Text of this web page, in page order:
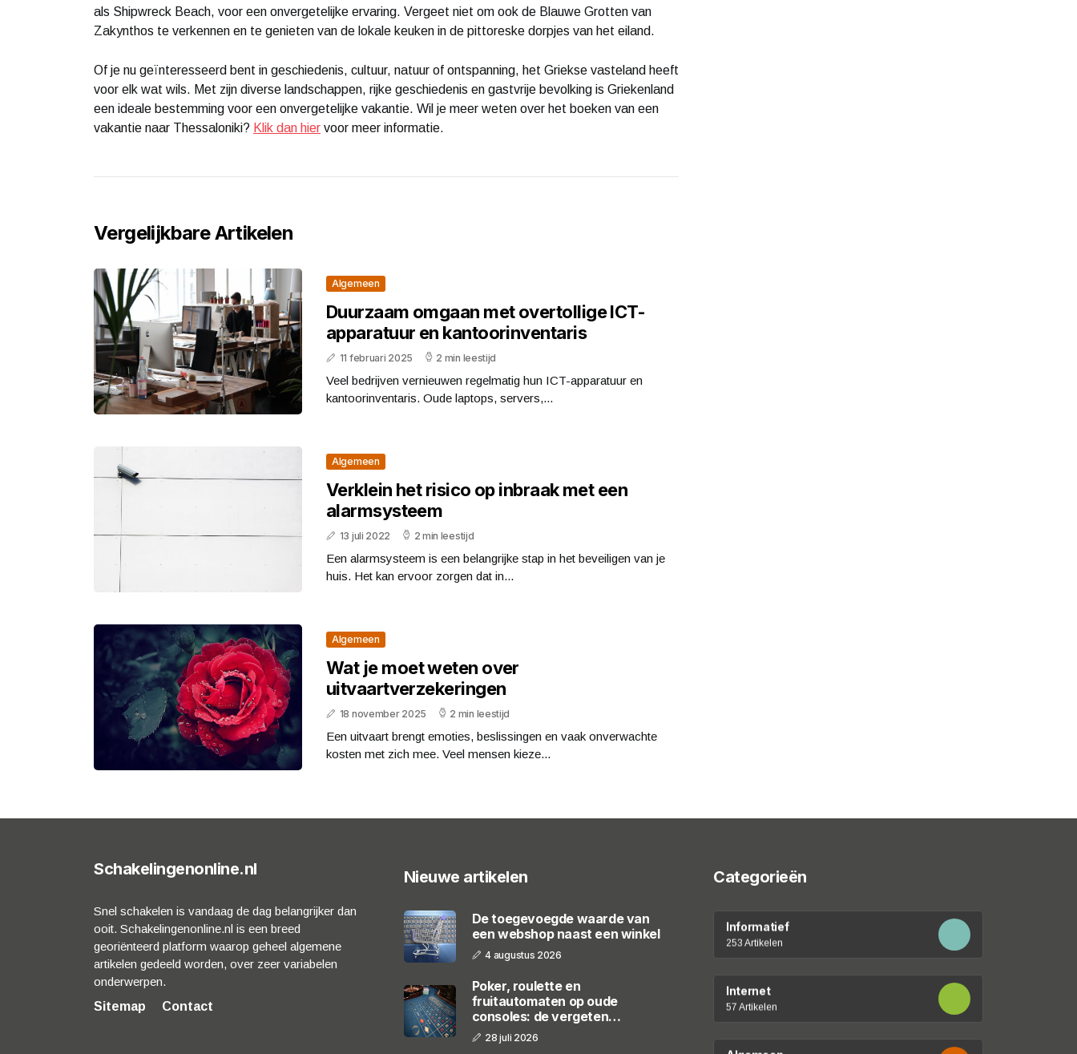
als Shipwreck Beach, voor een onvergetelijke ervaring. Vergeet niet om ook de Blauwe Grotten van
Zakynthos te verkennen en te genieten van de lokale keuken in de pittoreske dorpjes van het eiland.
Of je nu geïnteresseerd bent in geschiedenis, cultuur, natuur of ontspanning, het Griekse vasteland heeft
voor elk wat wils. Met zijn diverse landschappen, rijke geschiedenis en gastvrije bevolking is Griekenland
een ideale bestemming voor een onvergetelijke vakantie. Wil je meer weten over het boeken van een
vakantie naar Thessaloniki? Klik dan hier voor meer informatie.
Vergelijkbare Artikelen
Algemeen
Duurzaam omgaan met overtollige ICT-
apparatuur en kantoorinventaris
11 februari 2025 2 min leestijd
Veel bedrijven vernieuwen regelmatig hun ICT-apparatuur en
kantoorinventaris. Oude laptops, servers,...
Algemeen
Verklein het risico op inbraak met een
alarmsysteem
13 juli 2022 2 min leestijd
Een alarmsysteem is een belangrijke stap in het beveiligen van je
huis. Het kan ervoor zorgen dat in...
Algemeen
Wat je moet weten over
uitvaartverzekeringen
18 november 2025 2 min leestijd
Een uitvaart brengt emoties, beslissingen en vaak onverwachte
kosten met zich mee. Veel mensen kieze...
Schakelingenonline.nl
Snel schakelen is vandaag de dag belangrijker dan
ooit. Schakelingenonline.nl is een breed
georiënteerd platform waarop geheel algemene
artikelen gedeeld worden, over zeer variabelen
onderwerpen.
Sitemap
Contact
Nieuwe artikelen
De toegevoegde waarde van
een webshop naast een winkel
4 augustus 2026
Poker, roulette en
fruitautomaten op oude
consoles: de vergeten
casinogames
28 juli 2026
Categorieën
Informatief
253 Artikelen
Internet
57 Artikelen